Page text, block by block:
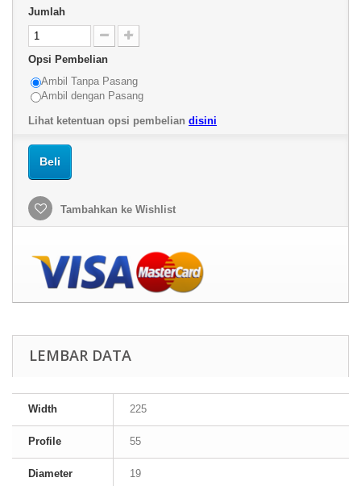
Jumlah
Opsi Pembelian
Ambil Tanpa Pasang
Ambil dengan Pasang
Lihat ketentuan opsi pembelian disini
Beli
Tambahkan ke Wishlist
LEMBAR DATA
Width 225
Profile 55
Diameter 19